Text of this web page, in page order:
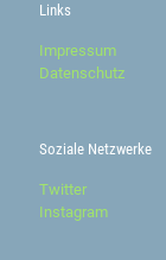
Links
Impressum
Datenschutz
Soziale Netzwerke
Twitter
Instagram